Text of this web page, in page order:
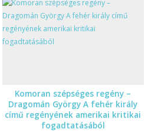
Komoran szépséges regény –
Dragomán György A fehér király
című regényének amerikai kritikai
fogadtatásából